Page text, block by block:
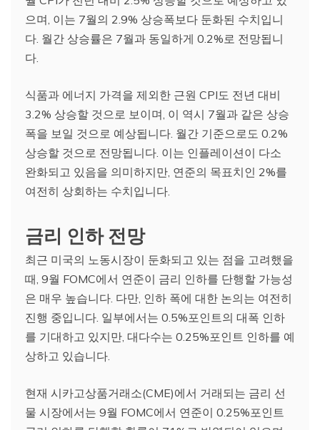
으며, 이는 7월의 2.9% 상승폭보다 둔화된 수치입니
다. 월간 상승률은 7월과 동일하게 0.2%로 전망됩니
다.
식품과 에너지 가격을 제외한 근원 CPI도 전년 대비
3.2% 상승할 것으로 보이며, 이 역시 7월과 같은 상승
폭을 보일 것으로 예상됩니다. 월간 기준으로도 0.2%
상승할 것으로 전망됩니다. 이는 인플레이션이 다소
완화되고 있음을 의미하지만, 연준의 목표치인 2%를
여전히 상회하는 수치입니다.
금리 인하 전망
최근 미국의 노동시장이 둔화되고 있는 점을 고려했을
때, 9월 FOMC에서 연준이 금리 인하를 단행할 가능성
은 매우 높습니다. 다만, 인하 폭에 대한 논의는 여전히
진행 중입니다. 일부에서는 0.5%포인트의 대폭 인하
를 기대하고 있지만, 대다수는 0.25%포인트 인하를 예
상하고 있습니다.
현재 시카고상품거래소(CME)에서 거래되는 금리 선
물 시장에서는 9월 FOMC에서 연준이 0.25%포인트